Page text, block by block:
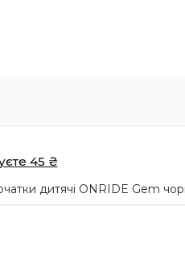
45 ₴
дитячі ONRIDE Gem